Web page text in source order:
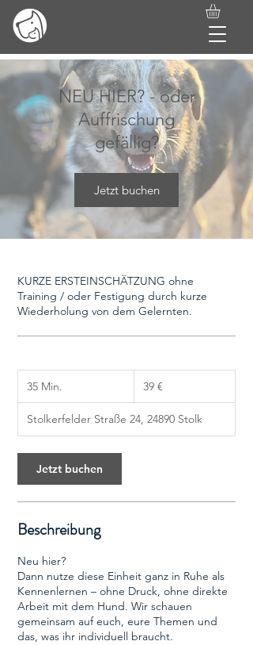
NEU HIER? - oder
Auffrischung
gefällig?
Jetzt buchen
KURZE ERSTEINSCHÄTZUNG ohne
Training / oder Festigung durch kurze
Wiederholung von dem Gelernten.
35 Min.
5
M
Euro
39 €
Stolkerfelder Straße 24, 24890 Stolk
Jetzt buchen
Beschreibung
Neu hier?
Dann nutze diese Einheit ganz in Ruhe als
Kennenlernen – ohne Druck, ohne direkte
Arbeit mit dem Hund. Wir schauen
gemeinsam auf euch, eure Themen und
das, was ihr individuell braucht.